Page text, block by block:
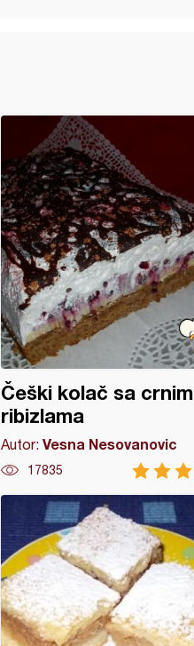
Češki kolač sa crnim
ribizlama
Autor:Vesna Nesovanovic
17835